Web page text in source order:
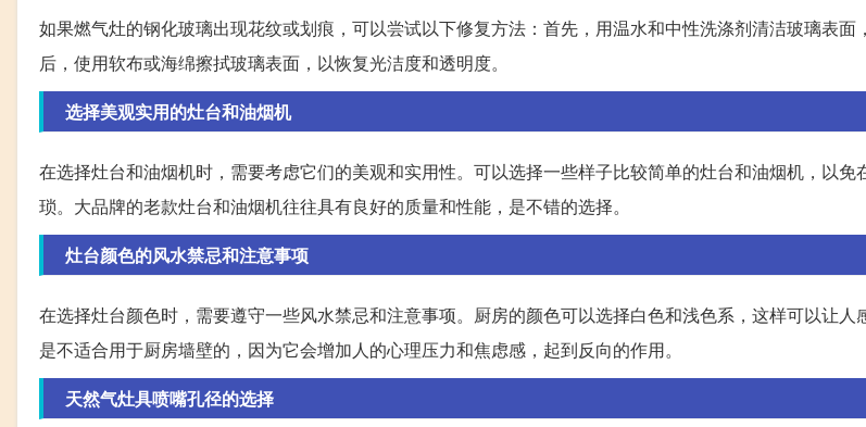
如果燃气灶的钢化玻璃出现花纹或划痕，可以尝试以下修复方法：首先，用温水和中性洗涤剂清洁玻璃表面
后，使用软布或海绵擦拭玻璃表面，以恢复光洁度和透明度。
选择美观实用的灶台和油烟机
在选择灶台和油烟机时，需要考虑它们的美观和实用性。可以选择一些样子比较简单的灶台和油烟机，以免
琐。大品牌的老款灶台和油烟机往往具有良好的质量和性能，是不错的选择。
灶台颜色的风水禁忌和注意事项
在选择灶台颜色时，需要遵守一些风水禁忌和注意事项。厨房的颜色可以选择白色和浅色系，这样可以让人
是不适合用于厨房墙壁的，因为它会增加人的心理压力和焦虑感，起到反向的作用。
天然气灶具喷嘴孔径的选择